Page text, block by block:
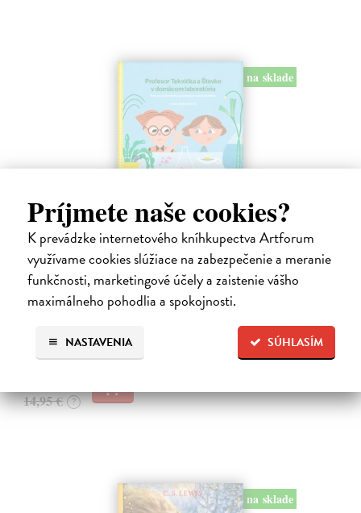
Príjmete naše cookies?
K prevádzke internetového kníhkupectva Artforum
využívame cookies slúžiace na zabezpečenie a meranie
funkčnosti, marketingové účely a zaistenie vášho
maximálneho pohodlia a spokojnosti.
SÚHLASÍM
NASTAVENIA
na sklade
Profesor Tekvička a Števko v domácom
laboratóriu
Šušaníková Ivana| Kniha
Vedeli ste, že si doma môžete vyrobiť soľné šperky, vlastné jogurty,
recyklovaný papier aj dúhu? Vyskúšajte so svojimi deťmi tridsať
jednoduchých pokusov s bežnými predmetmi a materiálmi.
Na sklade ?
14,95 € ?
na sklade